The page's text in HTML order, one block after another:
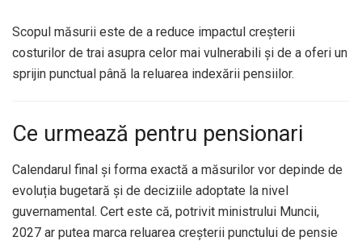
Scopul măsurii este de a reduce impactul creșterii
costurilor de trai asupra celor mai vulnerabili și de a oferi un
sprijin punctual până la reluarea indexării pensiilor.
Ce urmează pentru pensionari
Calendarul final și forma exactă a măsurilor vor depinde de
evoluția bugetară și de deciziile adoptate la nivel
guvernamental. Cert este că, potrivit ministrului Muncii,
2027 ar putea marca reluarea creșterii punctului de pensie